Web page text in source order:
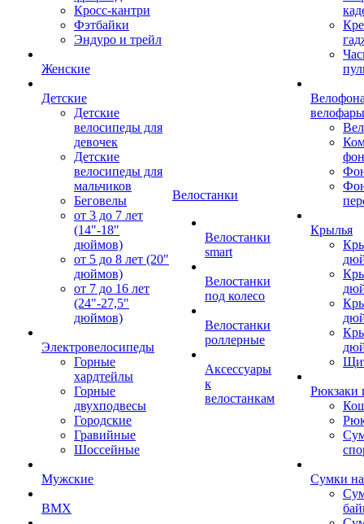
Кросс-кантри
Фэтбайки
Эндуро и трейл
Женские
Детские
Детские
велосипеды для
девочек
Детские
велосипеды для
мальчиков
Беговелы
от 3 до 7 лет
(14"-18"
дюймов)
от 5 до 8 лет (20"
дюймов)
от 7 до 16 лет
(24"-27,5"
дюймов)
Электровелосипеды
Горные
хардтейлы
Горные
двухподвесы
Городские
Гравийные
Шоссейные
Мужские
BMX
Велостанки
Велостанки
smart
Велостанки
под колесо
Велостанки
роллерные
Аксессуары
к
велостанкам
велофары
Крылья
Рюкзаки
Сумки